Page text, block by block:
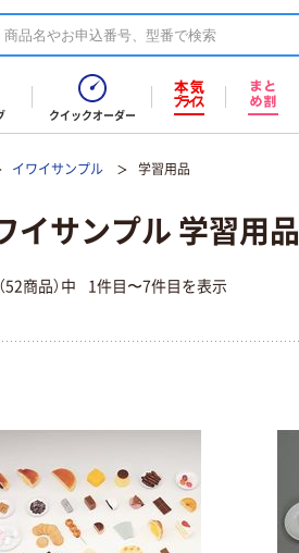
クイックオーダー
イワイサンプル 学習用品
イサンプル 学習用品
52商品）中 1件目〜7件目を表示